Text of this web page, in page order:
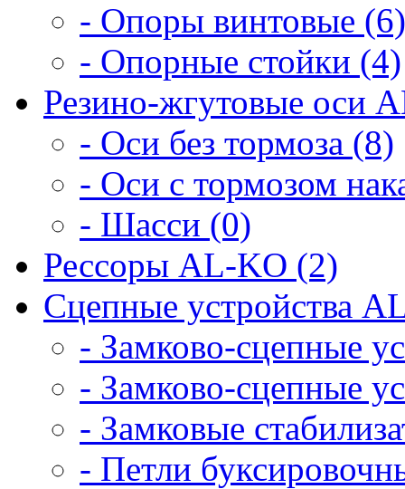
- Опоры винтовые (6)
- Опорные стойки (4)
Резино-жгутовые оси
- Оси без тормоза (8)
- Оси с тормозом
- Шасси (0)
Рессоры AL-KO (2)
Сцепные устройства
- Замково-сцепные
- Замково-сцепные
- Замковые
- Петли